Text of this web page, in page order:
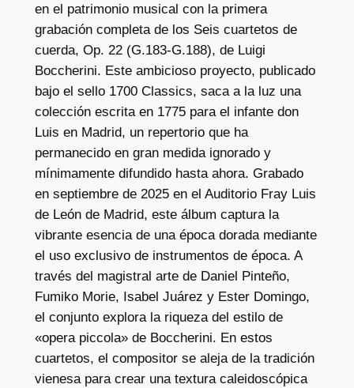
:
S
t
r
i
n
g
Q
u
a
r
t
e
t
s
O
p
.
2
en el patrimonio musical con la primera
grabación completa de los Seis cuartetos de
cuerda, Op. 22 (G.183-G.188), de Luigi
Boccherini. Este ambicioso proyecto, publicado
bajo el sello 1700 Classics, saca a la luz una
colección escrita en 1775 para el infante don
Luis en Madrid, un repertorio que ha
permanecido en gran medida ignorado y
mínimamente difundido hasta ahora. Grabado
en septiembre de 2025 en el Auditorio Fray Luis
de León de Madrid, este álbum captura la
vibrante esencia de una época dorada mediante
el uso exclusivo de instrumentos de época. A
través del magistral arte de Daniel Pinteño,
Fumiko Morie, Isabel Juárez y Ester Domingo,
el conjunto explora la riqueza del estilo de
«opera piccola» de Boccherini. En estos
cuartetos, el compositor se aleja de la tradición
vienesa para crear una textura caleidoscópica